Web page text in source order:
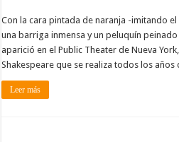
Con la cara pintada de naranja -imitando
una barriga inmensa y un peluquín
aparició en el Public Theater de Nueva
Shakespeare que se realiza todos los años
Leer más